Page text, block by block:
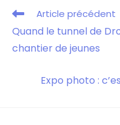
Article précédent
Quand le tunnel de
chantier de jeunes
Expo photo :